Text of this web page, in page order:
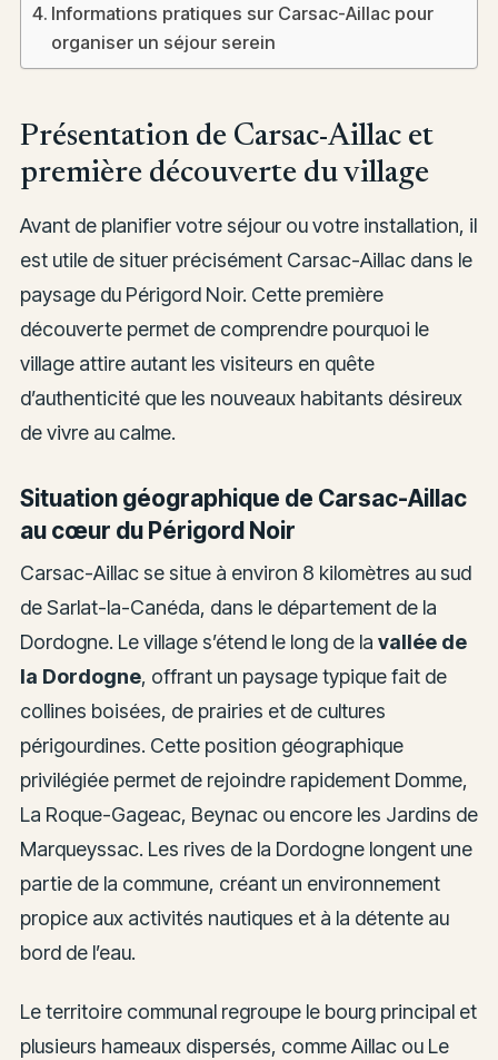
Informations pratiques sur Carsac-Aillac pour
organiser un séjour serein
Présentation de Carsac-Aillac et
première découverte du village
Avant de planifier votre séjour ou votre installation, il
est utile de situer précisément Carsac-Aillac dans le
paysage du Périgord Noir. Cette première
découverte permet de comprendre pourquoi le
village attire autant les visiteurs en quête
d’authenticité que les nouveaux habitants désireux
de vivre au calme.
Situation géographique de Carsac-Aillac
au cœur du Périgord Noir
Carsac-Aillac se situe à environ 8 kilomètres au sud
de Sarlat-la-Canéda, dans le département de la
Dordogne. Le village s’étend le long de la vallée de
la Dordogne, offrant un paysage typique fait de
collines boisées, de prairies et de cultures
périgourdines. Cette position géographique
privilégiée permet de rejoindre rapidement Domme,
La Roque-Gageac, Beynac ou encore les Jardins de
Marqueyssac. Les rives de la Dordogne longent une
partie de la commune, créant un environnement
propice aux activités nautiques et à la détente au
bord de l’eau.
Le territoire communal regroupe le bourg principal et
plusieurs hameaux dispersés, comme Aillac ou Le